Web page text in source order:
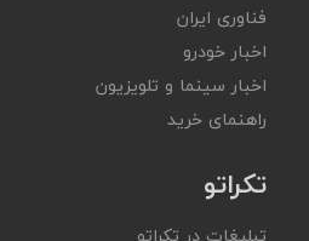
فناوری ایران
اخبار خودرو
اخبار سینما و تلویزیون
راهنمای خرید
تکراتو